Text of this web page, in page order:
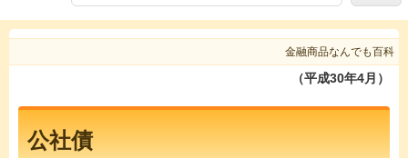
金融商品なんでも百科
（平成30年4月）
公社債